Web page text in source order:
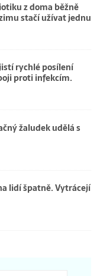
z doma běžně
stačí užívat jednu
rychlé posílení
proti infekcím.
žaludek udělá s
lidí špatně. Vytrácejí